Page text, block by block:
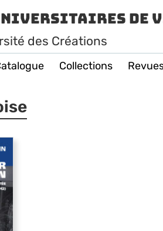
de
des Créations
Collections